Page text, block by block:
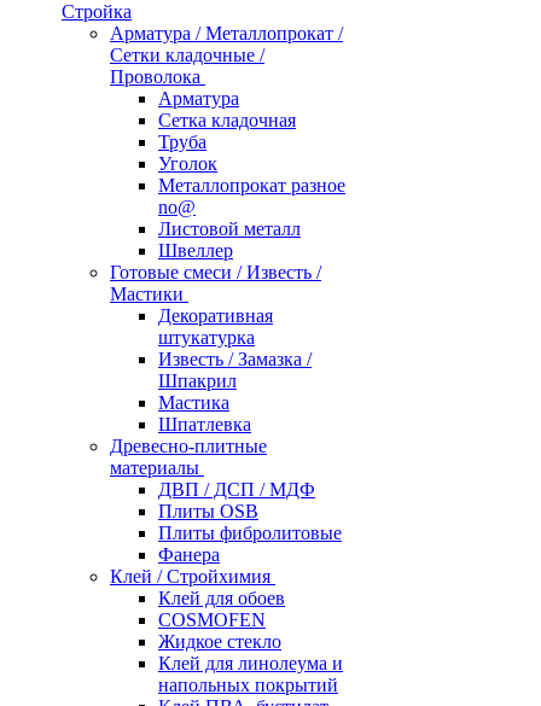
Стройка
Арматура / Металлопрокат /
Сетки кладочные /
Проволока
Арматура
Сетка кладочная
Труба
Уголок
Металлопрокат разное
no@
Листовой металл
Швеллер
Готовые смеси / Известь /
Мастики
Декоративная
штукатурка
Известь / Замазка /
Шпакрил
Мастика
Шпатлевка
Древесно-плитные
материалы
ДВП / ДСП / МДФ
Плиты OSB
Плиты фибролитовые
Фанера
Клей / Стройхимия
Клей для обоев
COSMOFEN
Жидкое стекло
Клей для линолеума и
напольных покрытий